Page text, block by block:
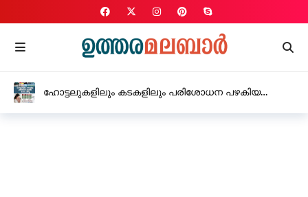
ഹോട്ടലുകളിലും കടകളിലും പരിശോധന പഴകിയ